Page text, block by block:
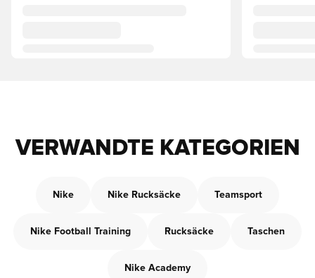
VERWANDTE KATEGORIEN
Nike Nike Rucksäcke Teamsport
Nike Football Training Rucksäcke Taschen
Nike Academy